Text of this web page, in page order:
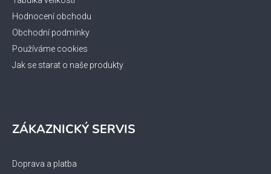
Hodnocení obchodu
Obchodní podmínky
Používáme cookies
Jak se starat o naše produkty
ZÁKAZNICKÝ SERVIS
Doprava a platba